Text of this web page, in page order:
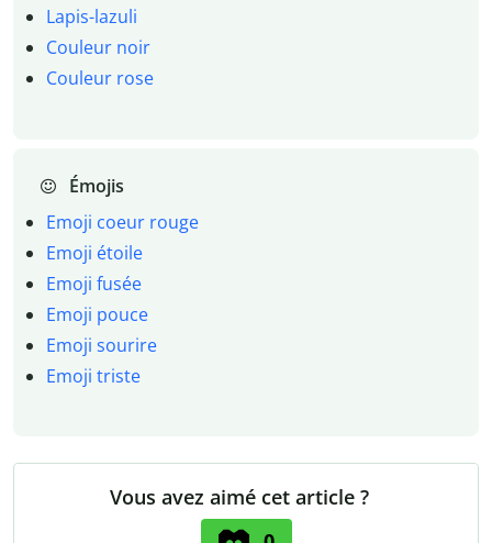
Lapis-lazuli
Couleur noir
Couleur rose
Émojis
Emoji coeur rouge
Emoji étoile
Emoji fusée
Emoji pouce
Emoji sourire
Emoji triste
Vous avez aimé cet article ?